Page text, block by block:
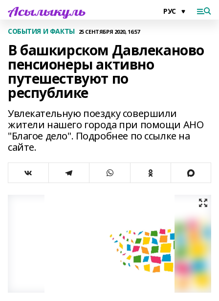
СОБЫТИЯ И ФАКТЫ 25 СЕНТЯБРЯ 2020, 16:57
В башкирском Давлеканово
пенсионеры активно
путешествуют по
республике
Увлекательную поездку совершили
жители нашего города при помощи АНО
"Благое дело". Подробнее по ссылке на
сайте.